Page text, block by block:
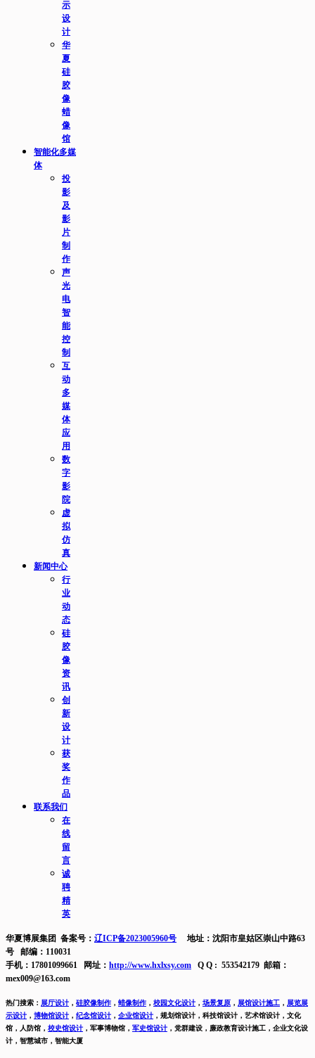
示
设
计
华
夏
硅
胶
像
蜡
像
馆
智能化多媒
体
投
影
及
影
片
制
作
声
光
电
智
能
控
制
互
动
多
媒
体
应
用
数
字
影
院
虚
拟
仿
真
新闻中心
行
业
动
态
硅
胶
像
资
讯
创
新
设
计
获
奖
作
品
联系我们
在
线
留
言
诚
聘
精
英
华夏博展集团 备案号： 辽ICP备2023005960号
地址：沈阳市皇姑区崇山中路63
号 邮编：110031
手机：17801099661 网址： http://www.hxlxsy.com Q Q : 553542179 邮箱：
mex009@163.com
热门搜索： 展厅设计 ， 硅胶像制作 ， 蜡像制作 ， 校园文化设计 ， 场景复原 ， 展馆设计施工 ， 展览展
示设计 ， 博物馆设计 ， 纪念馆设计 ， 企业馆设计 ， 规划馆设计，科技馆设计，艺术馆设计，文化
馆，人防馆， 校史馆设计 ， 军事博物馆， 军史馆设计 ， 党群建设，廉政教育设计施工， 企业文化设
计，智慧城市，智能大厦